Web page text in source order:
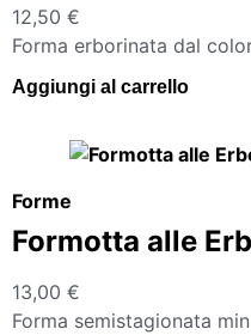
12,50 €
Forma erborinata dal
Aggiungi al carrello
Forme
Formotta alle
13,00 €
Forma semistagionata